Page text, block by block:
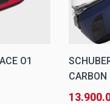
CARBON
O1